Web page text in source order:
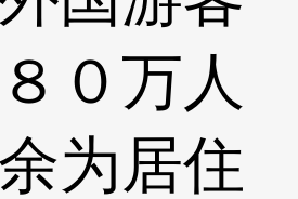
０万人
为居住